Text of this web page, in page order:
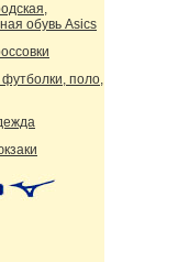
обувь Asics
футболки, поло,